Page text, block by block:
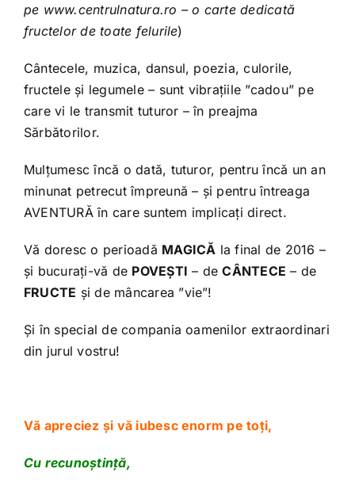
pe www.centrulnatura.ro – o carte dedicată
fructelor de toate felurile)
Cântecele, muzica, dansul, poezia, culorile,
fructele și legumele – sunt vibrațiile ”cadou” pe
care vi le transmit tuturor – în preajma
Sărbătorilor.
Mulțumesc încă o dată, tuturor, pentru încă un an
minunat petrecut împreună – și pentru întreaga
AVENTURĂ în care suntem implicați direct.
Vă doresc o perioadă MAGICĂ la final de 2016 –
și bucurați-vă de POVEȘTI – deCÂNTECE – de
FRUCTE și de mâncarea ”vie”!
Și în special de compania oamenilor extraordinari
din jurul vostru!
Vă apreciez și vă iubesc enorm pe toți,
Cu recunoștință,